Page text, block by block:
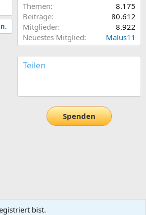
Themen
8.175
Beiträge
80.612
Mitglieder
8.922
Neuestes Mitglied
Malus11
Teilen
Spenden
bist.